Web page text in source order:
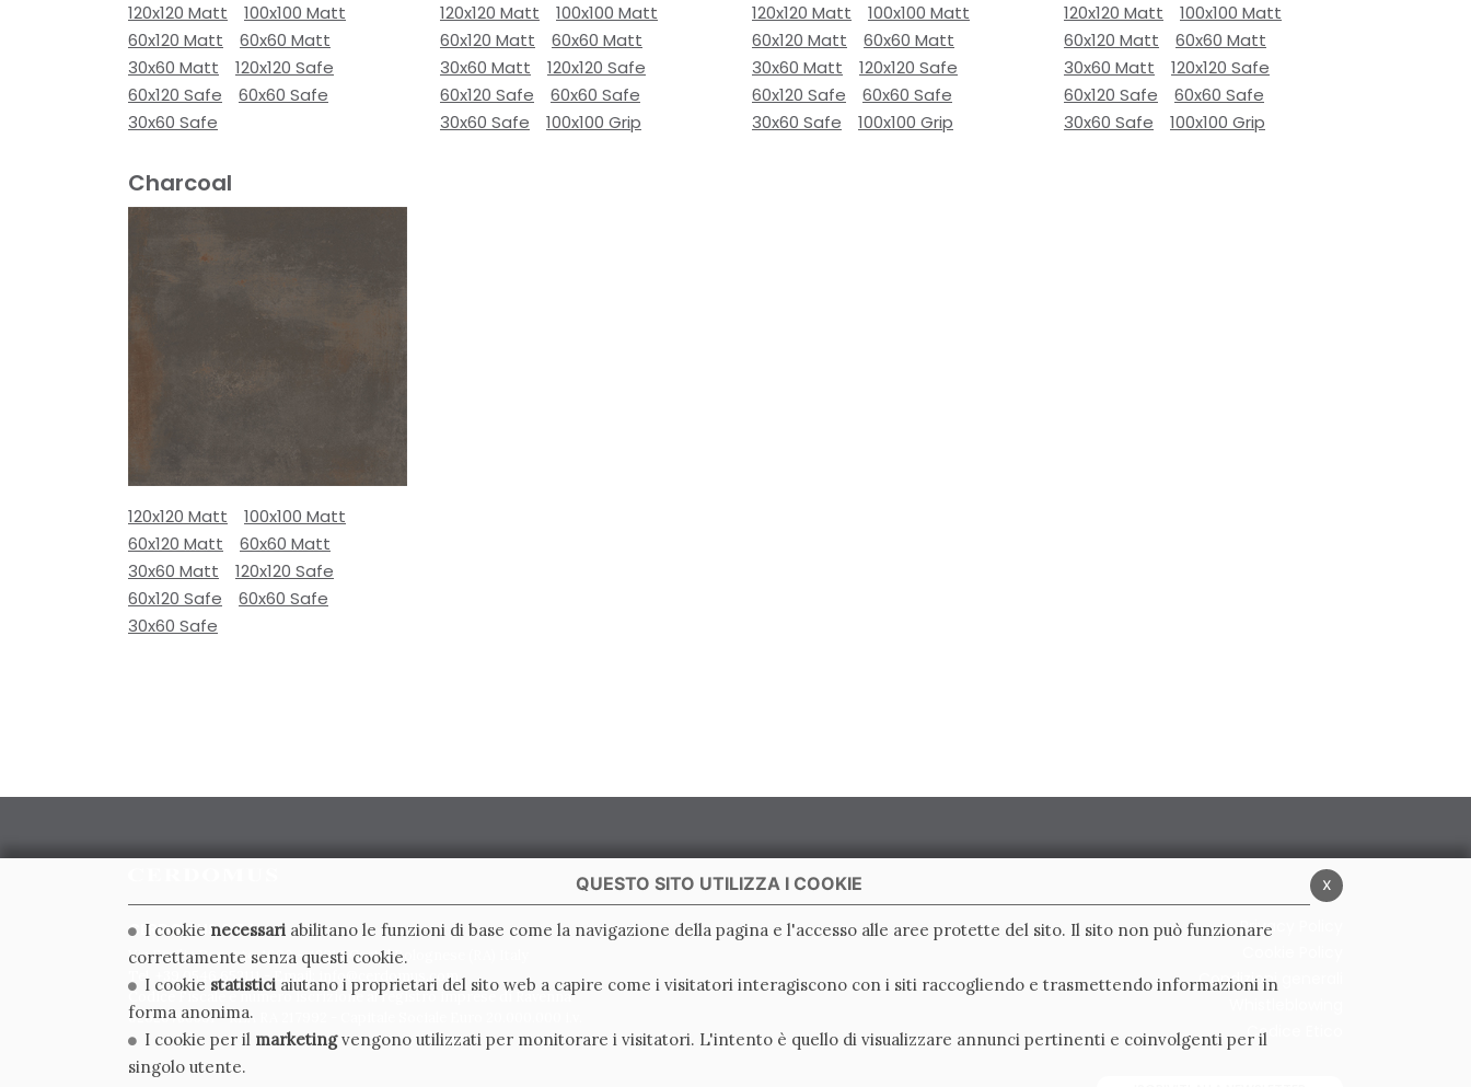
120x120 Matt
100x100 Matt
60x120 Matt
60x60 Matt
30x60 Matt
120x120 Safe
60x120 Safe
60x60 Safe
30x60 Safe
120x120 Matt
100x100 Matt
60x120 Matt
60x60 Matt
30x60 Matt
120x120 Safe
60x120 Safe
60x60 Safe
30x60 Safe
100x100 Grip
120x120 Matt
100x100 Matt
60x120 Matt
60x60 Matt
30x60 Matt
120x120 Safe
60x120 Safe
60x60 Safe
30x60 Safe
100x100 Grip
120x120 Matt
100x100 Matt
60x120 Matt
60x60 Matt
30x60 Matt
120x120 Safe
60x120 Safe
60x60 Safe
30x60 Safe
100x100 Grip
Charcoal
120x120 Matt
100x100 Matt
60x120 Matt
60x60 Matt
30x60 Matt
120x120 Safe
60x120 Safe
60x60 Safe
30x60 Safe
CERDOMUS S.R.L.
Via Emilia Ponente, 1000 - 48014 Castel Bolognese (RA) Italy
Tel. +39.0546.652111 - Email: info@cerdomus.com
Codice Fiscale e numero iscrizione al registro imprese di Ravenna
02620780391 - REA RA 217992 - Capitale Sociale Euro 20.000.000 i.v.
Privacy Policy
Condizioni generali
Codice Etico
x
QUESTO SITO UTILIZZA I COOKIE
I cookie necessari abilitano le funzioni di base come la navigazione della pagina e l'accesso alle aree protette del sito. Il sito non può funzionare
correttamente senza questi cookie.
I cookie statistici aiutano i proprietari del sito web a capire come i visitatori interagiscono con i siti raccogliendo e trasmettendo informazioni in
forma anonima.
I cookie per il marketingvengono utilizzati per monitorare i visitatori. L'intento è quello di visualizzare annunci pertinenti e coinvolgenti per il
singolo utente.